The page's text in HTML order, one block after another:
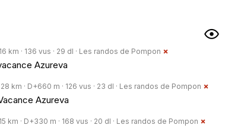
km · 136 vus · 29 dl · Les randos de Pompon
Azureva
km · D+660 m · 126 vus · 23 dl · Les randos de Pompon
Azureva
km · D+330 m · 168 vus · 20 dl · Les randos de Pompon